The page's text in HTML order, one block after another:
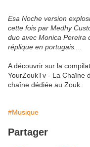
Esa Noche version
cette fois par Medhy
duo avec Monica Pereira
réplique en portugais....
A découvrir sur la
YourZoukTv - La Chaîne
chaîne dédiée au Zouk.
#Musique
Partager